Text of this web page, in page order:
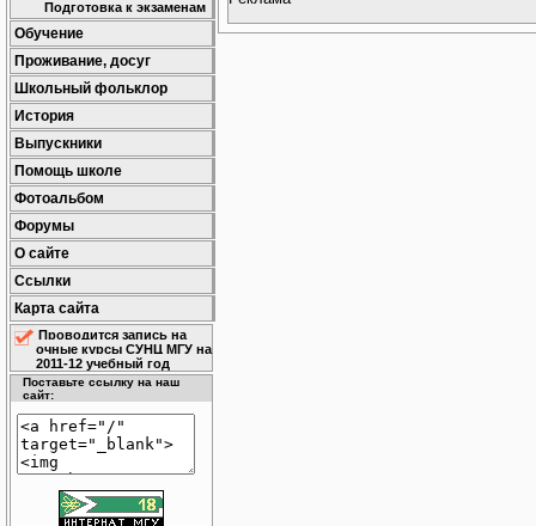
Подготовка к экзаменам
Обучение
Проживание, досуг
Школьный фольклор
История
Выпускники
Помощь школе
Фотоальбом
Форумы
О сайте
Ссылки
Карта сайта
Проводится запись на
очные курсы СУНЦ МГУ на
2011-12 учебный год
Поставьте ссылку на наш
сайт: